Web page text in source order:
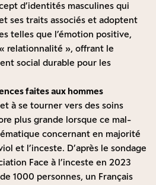
d’identités masculines qui
ses traits associés et adoptent
telles que l’émotion positive,
relationnalité », offrant le
social durable pour les
faites aux hommes
à se tourner vers des soins
plus grande lorsque ce mal-
concernant en majorité
et l’inceste. D’après le sondage
Face à l’inceste en 2023
1000 personnes, un Français